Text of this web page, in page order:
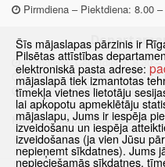
Pirmdiena – Piektdiena: 8.00
Pirmdiena, Ceturtdiena: 8.30 –
Otrdiena, Trešdiena: 8.30 –
Piektdiena: 8.30 – 15.00
Klātienes konsultācijas
Šīs mājaslapas pārzinis ir
Pilsētas attīstības
elektroniskā pasta adrese:
mājaslapā tiek izmantotas
tīmekļa vietnes lietotāju
lai apkopotu apmeklētāju
mājaslapu, Jums ir iespēja
izveidošanu un iespēja
izveidošanas (ja vien Jūsu
nepieņemt sīkdatnes). Jums
nepieciešamās sīkdatnes,